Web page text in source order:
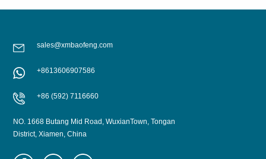
sales@xmbaofeng.com
+8613606907586
+86 (592) 7116660
NO. 1668 Butang Mid Road, WuxianTown, Tongan
District, Xiamen, China